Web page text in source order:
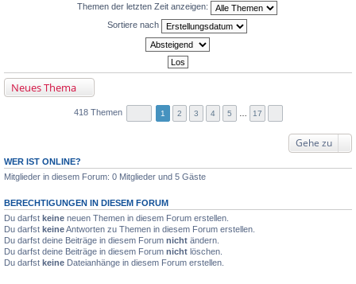
Themen der letzten Zeit anzeigen:
Sortiere nach
Neues Thema
418 Themen 1 2 3 4 5 17
Gehe zu
WER IST ONLINE?
Mitglieder in diesem Forum: 0 Mitglieder und 5 Gäste
BERECHTIGUNGEN IN DIESEM FORUM
Du darfst keine neuen Themen in diesem Forum erstellen.
Du darfst keineAntworten zu Themen in diesem Forum erstellen.
Du darfst deine Beiträge in diesem Forum nicht ändern.
Du darfst deine Beiträge in diesem Forum nicht löschen.
Du darfst keine Dateianhänge in diesem Forum erstellen.